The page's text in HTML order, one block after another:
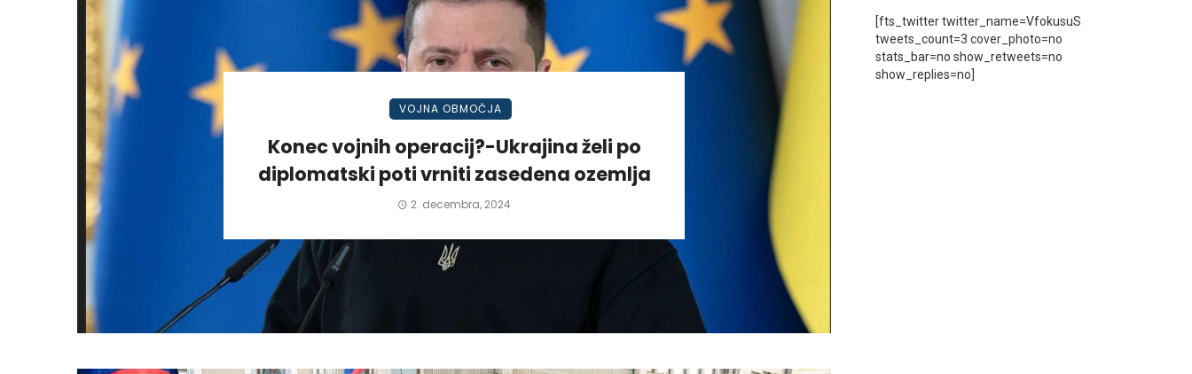
VOJNA OBMOČJA
Konec vojnih operacij?-Ukrajina želi po
diplomatski poti vrniti zasedena ozemlja
2. decembra, 2024
[fts_twitter twitter_name=VfokusuS
tweets_count=3 cover_photo=no
stats_bar=no show_retweets=no
show_replies=no]